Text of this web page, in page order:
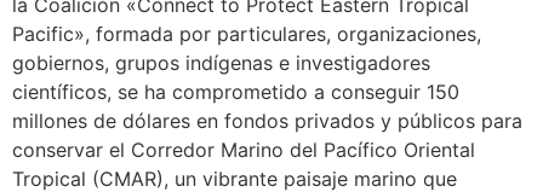
Pacific», formada por particulares, organizaciones,
gobiernos, grupos indígenas e investigadores
científicos, se ha comprometido a conseguir 150
millones de dólares en fondos privados y públicos para
conservar el Corredor Marino del Pacífico Oriental
Tropical (CMAR), un vibrante paisaje marino que